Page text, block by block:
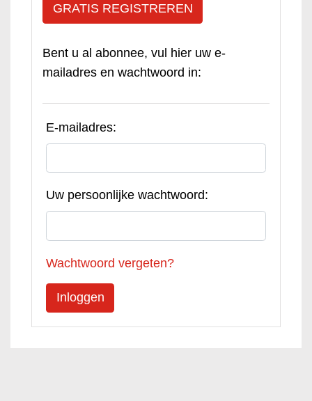
GRATIS REGISTREREN
Bent u al abonnee, vul hier uw e-
mailadres en wachtwoord in:
E-mailadres:
Uw persoonlijke wachtwoord:
Wachtwoord vergeten?